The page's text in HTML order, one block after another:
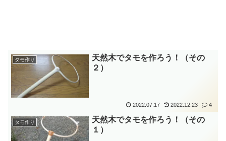
タモ作り
天然木でタモを作ろう！（その
２）
2022.07.17 2022.12.23 4
タモ作り
天然木でタモを作ろう！（その
１）